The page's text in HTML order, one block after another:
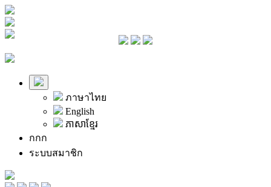
ภาษาไทย
English
ភាសាខ្មែរ
กกก
ระบบสมาชิก